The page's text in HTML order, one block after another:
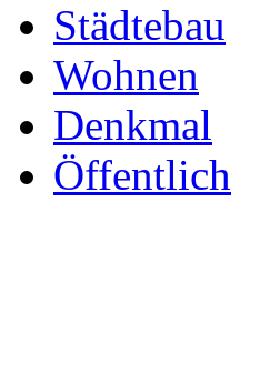
Städtebau
Wohnen
Denkmal
Öffentlich